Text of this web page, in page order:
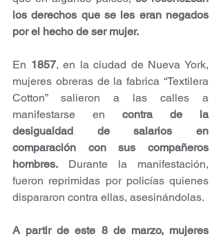
los derechos que se les eran negados
por el hecho de ser mujer.
En 1857, en la ciudad de Nueva York,
mujeres obreras de la fabrica “Textilera
Cotton” salieron a las calles a
manifestarse en contra de la
desigualdad de salarios en
comparación con sus compañeros
hombres. Durante la manifestación,
fueron reprimidas por policías quienes
dispararon contra ellas, asesinándolas.
A partir de este 8 de marzo, mujeres